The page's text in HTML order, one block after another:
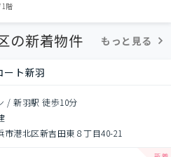
1階
の新着物件 もっと見る
ート新羽
/ 新羽駅 徒歩10分
市港北区新吉田東８丁目40-21